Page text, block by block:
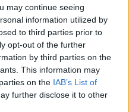
may continue seeing
information utilized by
to third parties prior to
opt-out of the further
by third parties on the
This information may
on the IAB’s List of
further disclose it to other